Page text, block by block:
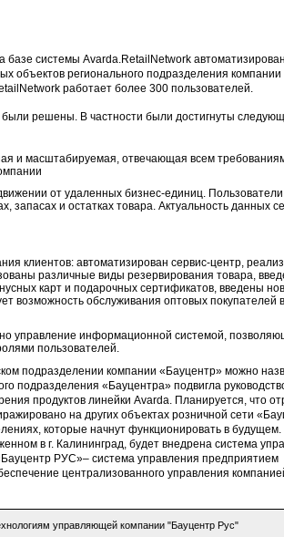
системы Avarda.RetailNetwork
объектов регионального подразделения компании
работает более 300 пользователей.
решены. В частности были достигнуты
и масштабируемая, отвечающая всем
от удаленных бизнес-единиц.
запасах и остатках товара. Актуальность данных
клиентов: автоматизирован сервис-центр,
различные виды резервирования товара,
карт и подарочных сертификатов, введены
возможность обслуживания оптовых покупателей в
управление информационной системой,
пользователей.
подразделении компании «Бауцентр» можно
подразделения «Бауцентра» подвигла
продуктов линейки Avarda. Планируется, что
на других объектах розничной сети
которые начнут функционировать в
в г. Калининград, будет внедрена система
РУС»– система управления предприятием
централизованного управления
управляющей компании "Бауцентр Рус"